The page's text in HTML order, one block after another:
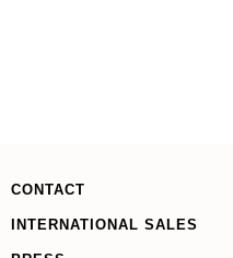
CONTACT
INTERNATIONAL SALES